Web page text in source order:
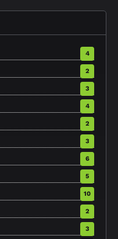
4
2
3
4
2
3
6
5
10
2
3